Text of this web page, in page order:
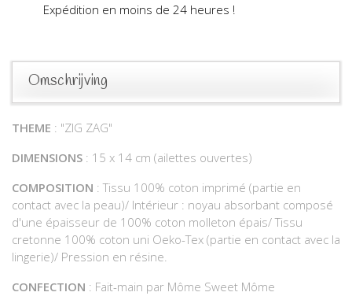
Expédition en moins de 24 heures !
Omschrijving
THEME : "ZIG ZAG"
DIMENSIONS : 15 x 14 cm (ailettes ouvertes)
COMPOSITION : Tissu 100% coton imprimé (partie en
contact avec la peau)/ Intérieur : noyau absorbant composé
d'une épaisseur de 100% coton molleton épais/ Tissu
cretonne 100% coton uni Oeko-Tex (partie en contact avec la
lingerie)/ Pression en résine.
CONFECTION : Fait-main par Môme Sweet Môme